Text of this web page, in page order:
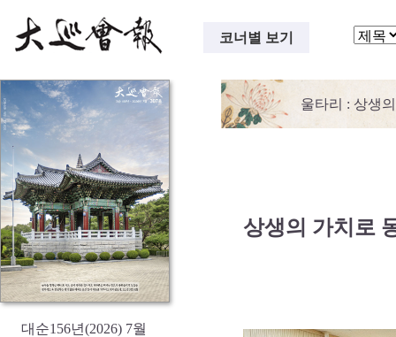
코너별 보기
대순156년(2026) 7월
울타리 : 상생
상생의 가치로